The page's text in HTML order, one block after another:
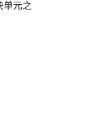
单元之